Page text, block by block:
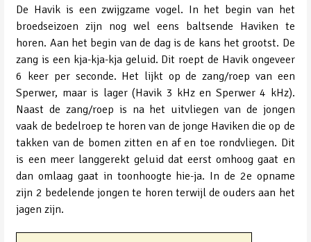
De Havik is een zwijgzame vogel. In het begin van het
broedseizoen zijn nog wel eens baltsende Haviken te
horen. Aan het begin van de dag is de kans het grootst. De
zang is een kja-kja-kja geluid. Dit roept de Havik ongeveer
6 keer per seconde. Het lijkt op de zang/roep van een
Sperwer, maar is lager (Havik 3 kHz en Sperwer 4 kHz).
Naast de zang/roep is na het uitvliegen van de jongen
vaak de bedelroep te horen van de jonge Haviken die op de
takken van de bomen zitten en af en toe rondvliegen. Dit
is een meer langgerekt geluid dat eerst omhoog gaat en
dan omlaag gaat in toonhoogte hie-ja. In de 2e opname
zijn 2 bedelende jongen te horen terwijl de ouders aan het
jagen zijn.